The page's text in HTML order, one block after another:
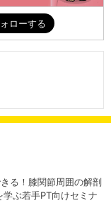
る！膝関節周囲の解剖
ぶ若手PT向けセミナ